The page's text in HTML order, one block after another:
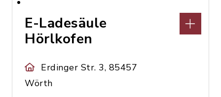
E-Ladesäule
Hörlkofen
Erdinger Str. 3, 85457
Wörth